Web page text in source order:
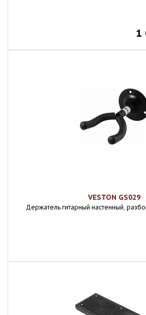
1
VESTON GS029
Держатель гитарный настенный,